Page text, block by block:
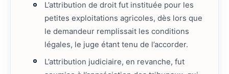
L’attribution de droit fut instituée pour les
petites exploitations agricoles, dès lors que
le demandeur remplissait les conditions
légales, le juge étant tenu de l’accorder.
L’attribution judiciaire, en revanche, fut